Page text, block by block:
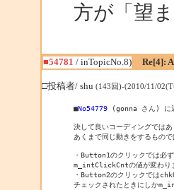
方が「望
■54781 / inTopicNo.8) Re[4]:
□投稿者/ shu (143回)-(2010/11/
■No54779 (gonna さん) に
決して良いコーディングではあ
あくまで同じ動きをするもの
・Button1のクリックでは必
m_intClickCntの値が変わり
・Button2のクリックでは
チェックされたときにしか